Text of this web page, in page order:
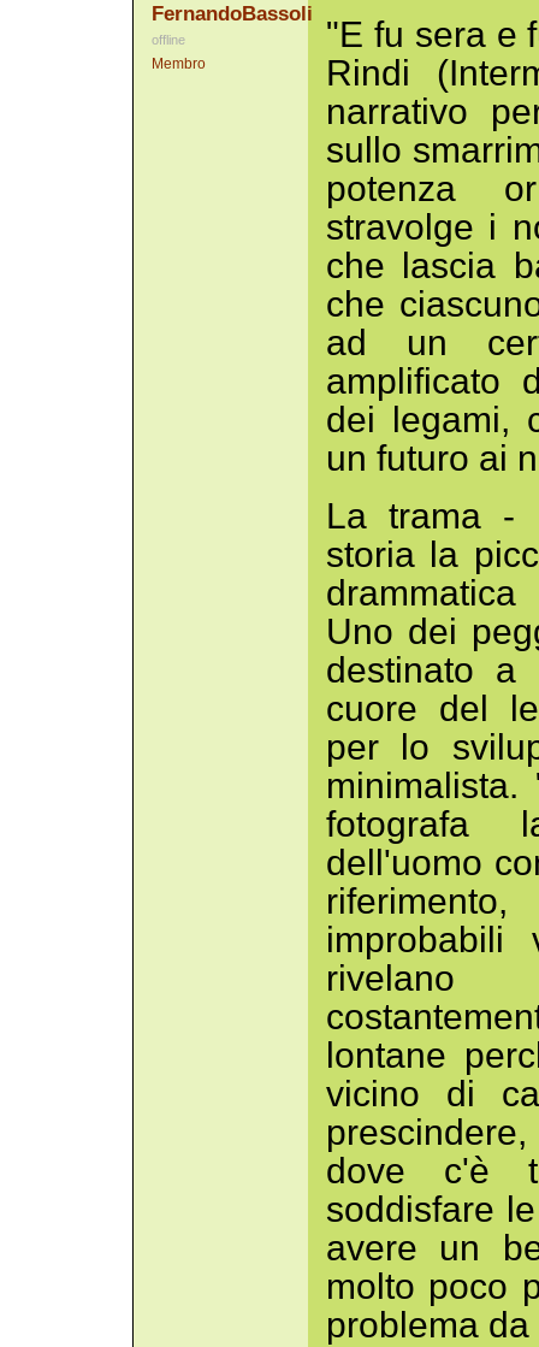
FernandoBassoli
offline
Membro
"E fu sera e
Rindi
narrativo
sullo
potenza
stravolge i
che lascia
che
ad un
amplificato
dei legami,
un futuro ai
La trama -
storia la
Uno dei
destinato a
cuore del
per lo
fotografa
dell'uomo
rivelano
lontane
vicino di
dove c'è
soddisfare
avere un
molto poco
problema da